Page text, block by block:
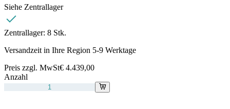
Siehe Zentrallager
Zentrallager: 8 Stk.
Versandzeit in Ihre Region 5-9 Werktage
Preis zzgl. MwSt€ 4.439,00
Anzahl